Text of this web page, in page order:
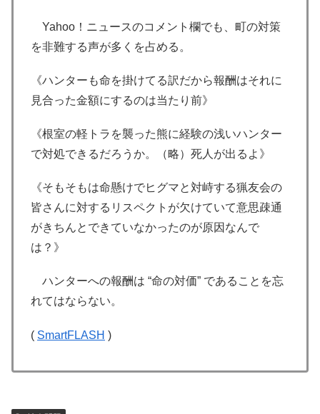
Yahoo！ニュースのコメント欄でも、町の対策
を非難する声が多くを占める。
《ハンターも命を掛けてる訳だから報酬はそれに
見合った金額にするのは当たり前》
《根室の軽トラを襲った熊に経験の浅いハンター
で対処できるだろうか。（略）死人が出るよ》
《そもそもは命懸けでヒグマと対峙する猟友会の
皆さんに対するリスペクトが欠けていて意思疎通
がきちんとできていなかったのが原因なんで
は？》
ハンターへの報酬は “命の対価” であることを忘
れてはならない。
( SmartFLASH )